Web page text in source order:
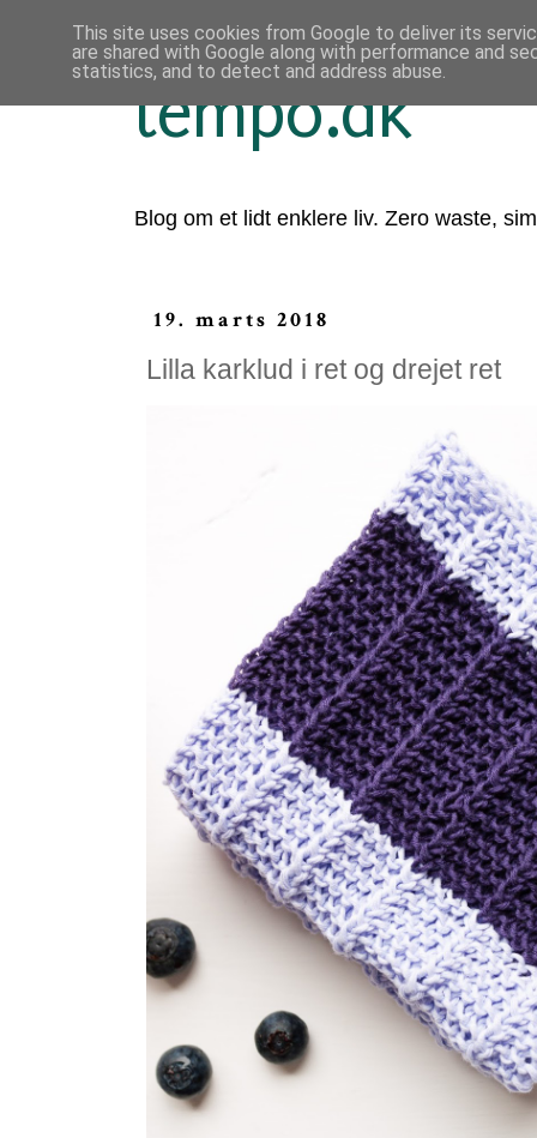
tempo.dk
Blog om et lidt enklere liv. Zero waste,
19. marts 2018
Lilla karklud i ret og drejet ret
This site uses cookies from Google to deliver its
are shared with Google along with performance and
statistics, and to detect and address abuse.